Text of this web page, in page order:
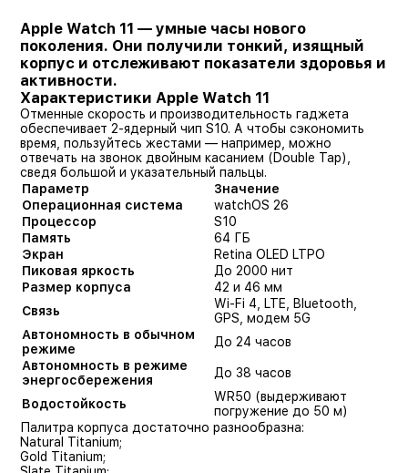
Apple Watch 11 — умные часы нового
поколения. Они получили тонкий, изящный
корпус и отслеживают показатели здоровья и
активности.
Характеристики Apple Watch 11
Отменные скорость и производительность гаджета
обеспечивает 2-ядерный чип S10. А чтобы сэкономить
время, пользуйтесь жестами — например, можно
отвечать на звонок двойным касанием (Double Tap),
сведя большой и указательный пальцы.
Параметр
Значение
Операционная система
watchOS 26
Процессор
S10
Память
64 ГБ
Экран
Retina OLED LTPO
Пиковая яркость
До 2000 нит
Размер корпуса
42 и 46 мм
Связь
Wi-Fi 4, LTE, Bluetooth,
GPS, модем 5G
Автономность в обычном
режиме
До 24 часов
Автономность в режиме
энергосбережения
До 38 часов
Водостойкость
WR50 (выдерживают
погружение до 50 м)
Палитра корпуса достаточно разнообразна:
Natural Titanium;
Gold Titanium;